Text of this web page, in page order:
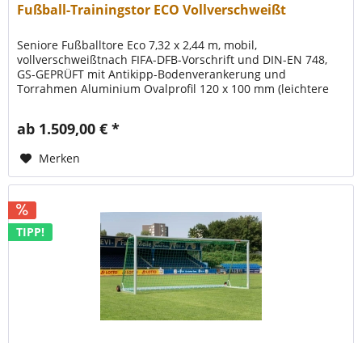
Fußball-Trainingstor ECO Vollverschweißt
Seniore Fußballtore Eco 7,32 x 2,44 m, mobil,
vollverschweißtnach FIFA-DFB-Vorschrift und DIN-EN 748,
GS-GEPRÜFT mit Antikipp-Bodenverankerung und
Torrahmen Aluminium Ovalprofil 120 x 100 mm (leichtere
ab 1.509,00 € *
Merken
TIPP!